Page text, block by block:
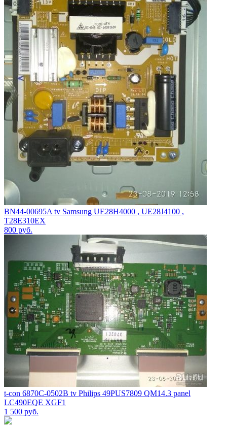
BN44-00695A tv Samsung UE28H4000 , UE28J4100 ,
T28E310EX
800 руб.
t-con 6870С-0502B tv Philips 49PUS7809 QM14.3 panel
LC490EQE XGF1
1 500 руб.